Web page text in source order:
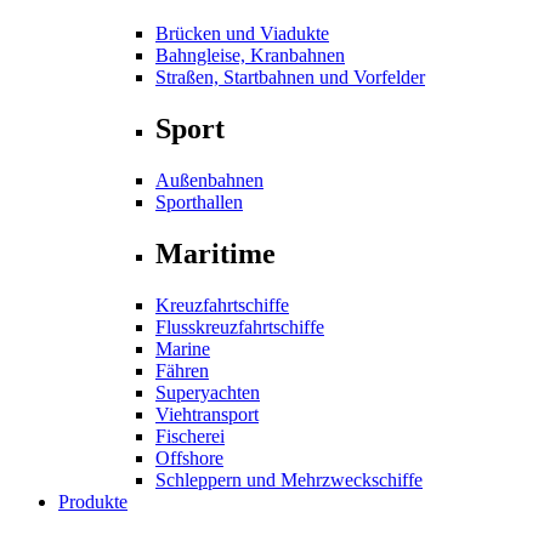
Brücken und Viadukte
Bahngleise, Kranbahnen
Straßen, Startbahnen und Vorfelder
Sport
Außenbahnen
Sporthallen
Maritime
Kreuzfahrtschiffe
Flusskreuzfahrtschiffe
Marine
Fähren
Superyachten
Viehtransport
Fischerei
Offshore
Schleppern und Mehrzweckschiffe
Produkte